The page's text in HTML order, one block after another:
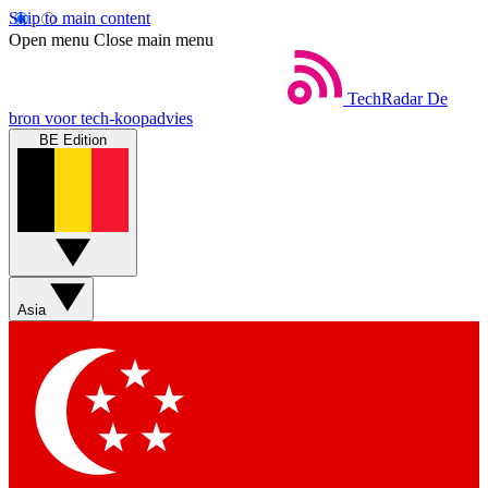
Skip to main content
Open menu Close main menu
TechRadar De
bron voor tech-koopadvies
BE Edition
Asia